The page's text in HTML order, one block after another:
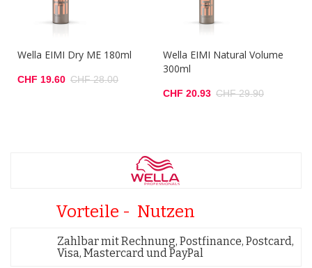
Vorteile - Nutzen
Zahlbar mit Rechnung, Postfinance, Postcard,
Visa, Mastercard und PayPal
Wella EIMI Dry ME 180ml
CHF 19.60 CHF 28.00
Wella EIMI Natural Volume
300ml
CHF 20.93 CHF 29.90